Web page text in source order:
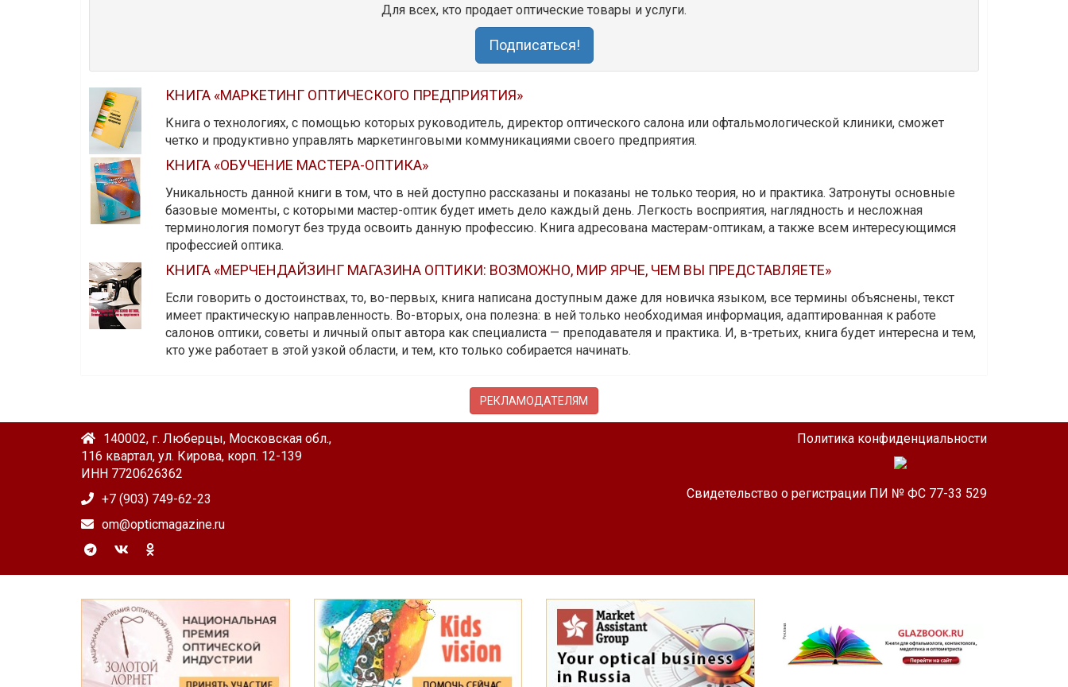
Для всех, кто продает оптические товары и услуги.
Подписаться!
КНИГА «МАРКЕТИНГ ОПТИЧЕСКОГО ПРЕДПРИЯТИЯ»
Книга о технологиях, с помощью которых руководитель, директор оптического салона или офтальмологической клиники, сможет
четко и продуктивно управлять маркетинговыми коммуникациями своего предприятия.
КНИГА «ОБУЧЕНИЕ МАСТЕРА-ОПТИКА»
Уникальность данной книги в том, что в ней доступно рассказаны и показаны не только теория, но и практика. Затронуты основные
базовые моменты, с которыми мастер-оптик будет иметь дело каждый день. Легкость восприятия, наглядность и несложная
терминология помогут без труда освоить данную профессию. Книга адресована мастерам-оптикам, а также всем интересующимся
профессией оптика.
КНИГА «МЕРЧЕНДАЙЗИНГ МАГАЗИНА ОПТИКИ: ВОЗМОЖНО, МИР ЯРЧЕ, ЧЕМ ВЫ ПРЕДСТАВЛЯЕТЕ»
Если говорить о достоинствах, то, во-первых, книга написана доступным даже для новичка языком, все термины объяснены, текст
имеет практическую направленность. Во-вторых, она полезна: в ней только необходимая информация, адаптированная к работе
салонов оптики, советы и личный опыт автора как специалиста — преподавателя и практика. И, в-третьих, книга будет интересна и тем,
кто уже работает в этой узкой области, и тем, кто только собирается начинать.
РЕКЛАМОДАТЕЛЯМ
140002, г. Люберцы, Московская обл.,
116 квартал, ул. Кирова, корп. 12-139
ИНН 7720626362
+7 (903) 749-62-23
om@opticmagazine.ru
Политика конфиденциальности
Свидетельство о регистрации ПИ № ФС 77-33 529